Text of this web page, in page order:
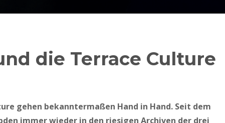
die Terrace Culture
gehen bekanntermaßen Hand in Hand. Seit dem
immer wieder in den riesigen Archiven der drei